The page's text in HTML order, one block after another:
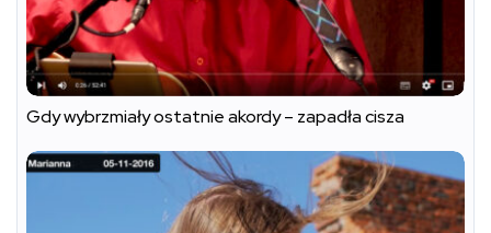
Gdy wybrzmiały ostatnie akordy – zapadła cisza